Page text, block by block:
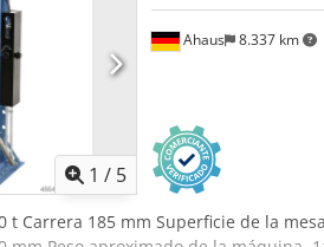
1 / 5
Ahaus 8.337 km
t Carrera 185 mm Superficie de la